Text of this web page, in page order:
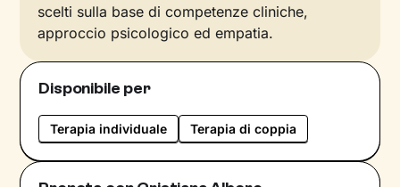
scelti sulla base di competenze cliniche,
approccio psicologico ed empatia.
Disponibile per
Terapia individuale Terapia di coppia